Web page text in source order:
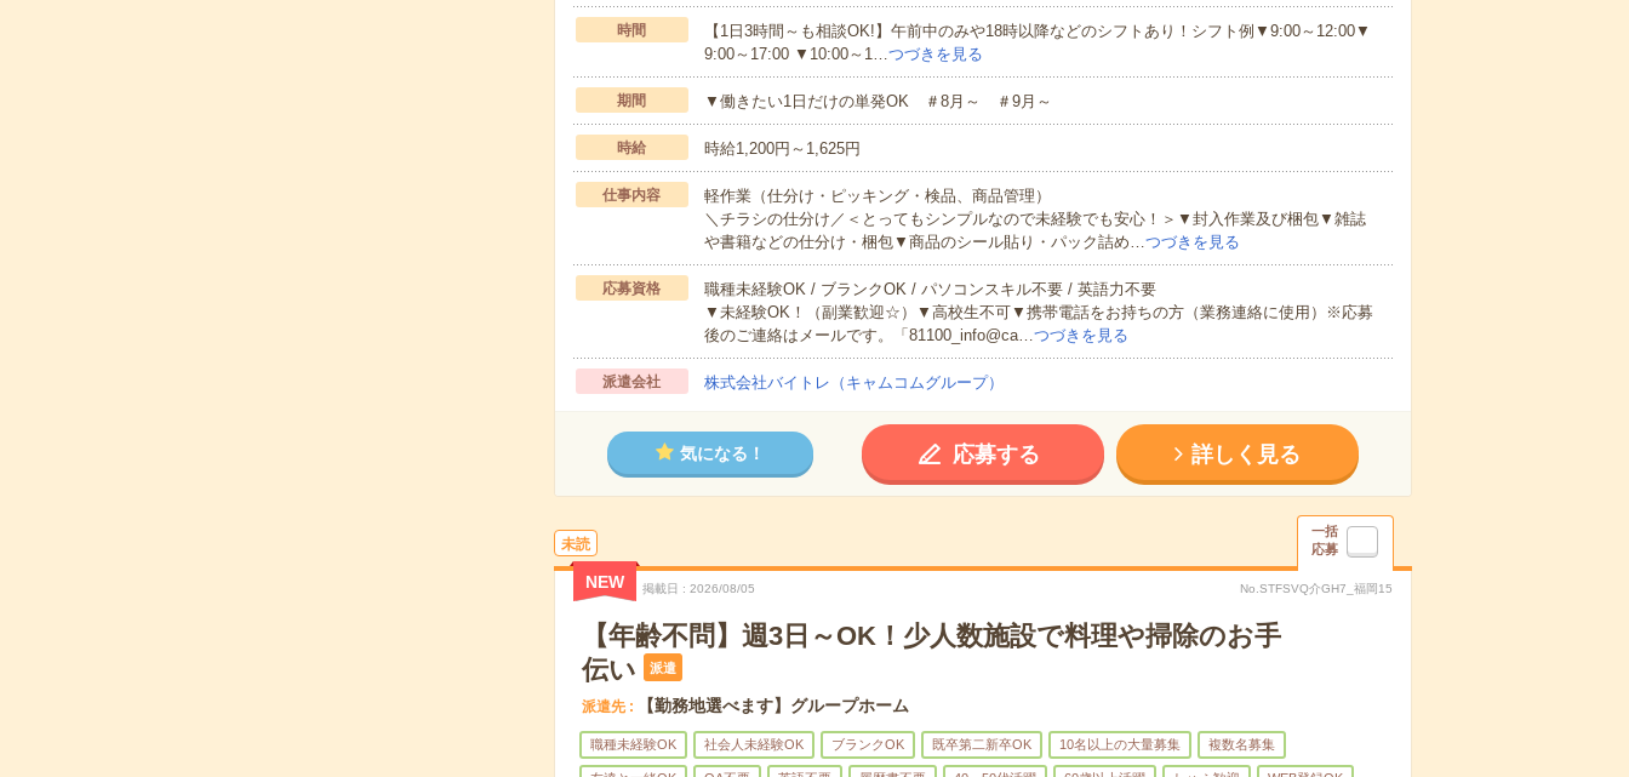
時間
【1日3時間～も相談OK!】午前中のみや18時以降などのシフトあり！シフト例▼9:00～12:00▼
9:00～17:00 ▼10:00～1…つづきを見る
期間 ▼働きたい1日だけの単発OK ＃8月～ ＃9月～
時給 時給1,200円～1,625円
仕事内容
軽作業（仕分け・ピッキング・検品、商品管理）
＼チラシの仕分け／＜とってもシンプルなので未経験でも安心！＞▼封入作業及び梱包▼雑誌
や書籍などの仕分け・梱包▼商品のシール貼り・パック詰め…つづきを見る
応募資格
職種未経験OK / ブランクOK / パソコンスキル不要 / 英語力不要
▼未経験OK！（副業歓迎☆）▼高校生不可▼携帯電話をお持ちの方（業務連絡に使用）※応募
後のご連絡はメールです。「81100_info@ca…つづきを見る
派遣会社 株式会社バイトレ（キャムコムグループ）
気になる！ 応募する 詳しく見る
未読
一括
応募
NEW 掲載日 2026/08/05 No.STFSVQ介GH7_福岡15
【年齢不問】週3日～OK！少人数施設で料理や掃除のお手
伝い
派遣
派遣先 【勤務地選べます】グループホーム
職種未経験OK 社会人未経験OK ブランクOK 既卒第二新卒OK 10名以上の大量募集 複数名募集